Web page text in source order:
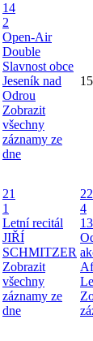
14
2
Open-Air
Double
Slavnost obce
Jeseník nad
Odrou
Zobrazit
všechny
záznamy ze
dne
15
21
1
Letní recitál
JIŘÍ
SCHMITZER
Zobrazit
všechny
záznamy ze
dne
22
4